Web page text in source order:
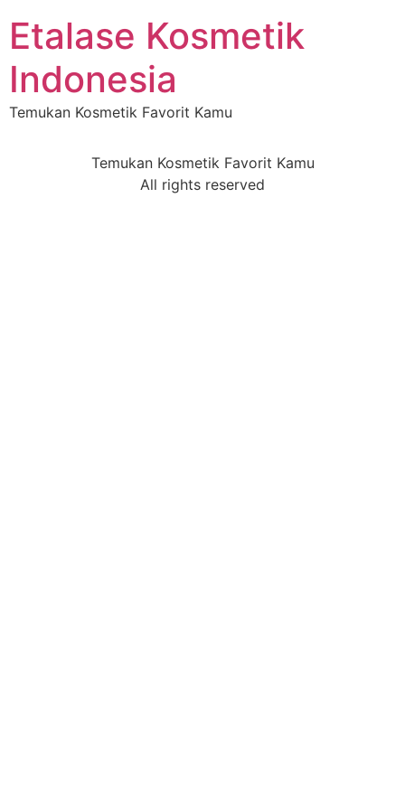
Etalase Kosmetik
Indonesia
Temukan Kosmetik Favorit Kamu
Temukan Kosmetik Favorit Kamu
All rights reserved